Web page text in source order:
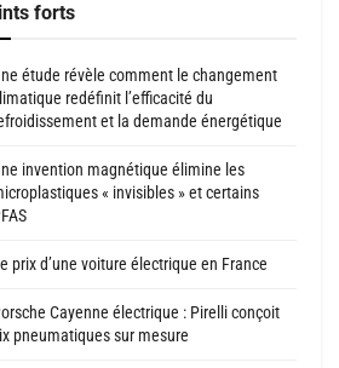
forts
étude révèle comment le changement
redéfinit l’efficacité du
et la demande énergétique
invention magnétique élimine les
« invisibles » et certains
prix d’une voiture électrique en France
Cayenne électrique : Pirelli conçoit
pneumatiques sur mesure